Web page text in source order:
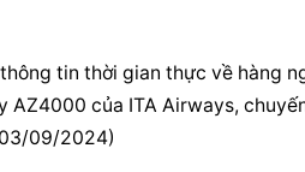
tin thời gian thực về hàng
AZ4000 của ITA Airways,
09/2024)